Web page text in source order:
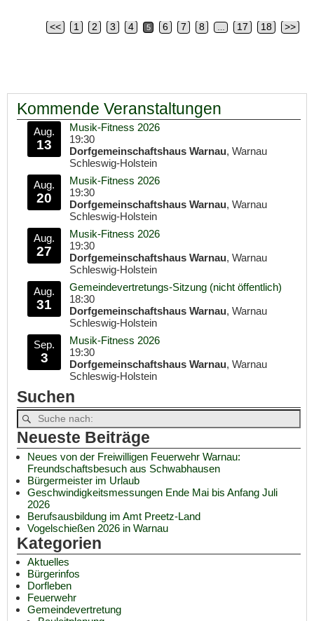
<< 1 2 3 4 5 6 7 8 17 18 >>
Kommende Veranstaltungen
Aug.
13
Musik-Fitness 2026
19:30
Dorfgemeinschaftshaus Warnau, Warnau
Schleswig-Holstein
Aug.
20
Musik-Fitness 2026
19:30
Dorfgemeinschaftshaus Warnau, Warnau
Schleswig-Holstein
Aug.
27
Musik-Fitness 2026
19:30
Dorfgemeinschaftshaus Warnau, Warnau
Schleswig-Holstein
Aug.
31
Gemeindevertretungs-Sitzung (nicht öffentlich)
18:30
Dorfgemeinschaftshaus Warnau, Warnau
Schleswig-Holstein
Sep.
3
Musik-Fitness 2026
19:30
Dorfgemeinschaftshaus Warnau, Warnau
Schleswig-Holstein
Suchen
Neueste Beiträge
Neues von der Freiwilligen Feuerwehr Warnau:
Freundschaftsbesuch aus Schwabhausen
Bürgermeister im Urlaub
Geschwindigkeitsmessungen Ende Mai bis Anfang Juli
2026
Berufsausbildung im Amt Preetz-Land
Vogelschießen 2026 in Warnau
Kategorien
Aktuelles
Bürgerinfos
Dorfleben
Feuerwehr
Gemeindevertretung